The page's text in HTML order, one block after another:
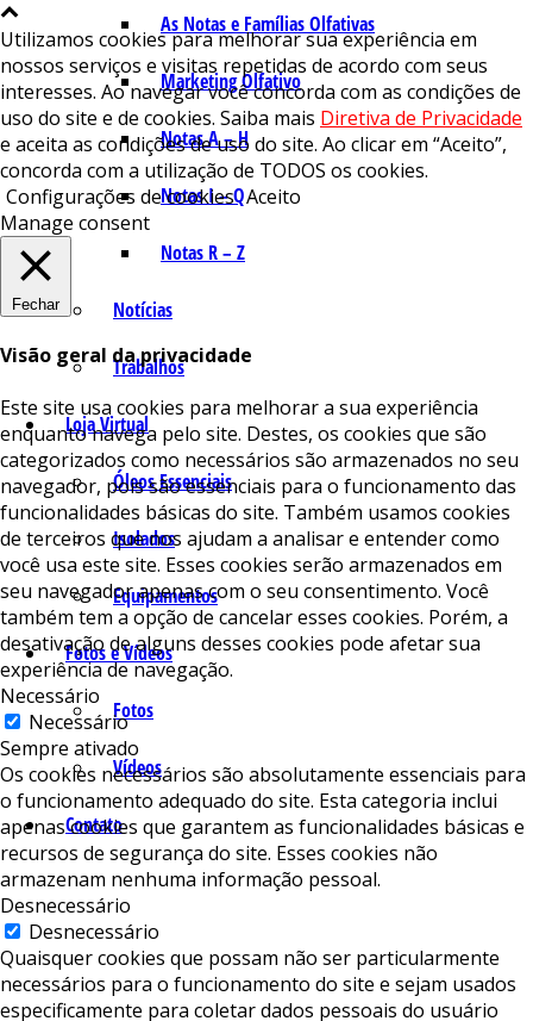
As Notas e Famílias Olfativas
Marketing Olfativo
Notas A – H
Notas I – Q
Notas R – Z
Notícias
Trabalhos
Loja Virtual
Óleos Essenciais
Isolados
Equipamentos
Fotos e Vídeos
Fotos
Vídeos
Contato
Utilizamos cookies para melhorar sua experiência em
nossos serviços e visitas repetidas de acordo com seus
interesses. Ao navegar você concorda com as condições de
uso do site e de cookies. Saiba mais Diretiva de Privacidade
e aceita as condições de uso do site. Ao clicar em “Aceito”,
concorda com a utilização de TODOS os cookies.
Configurações de cookies Aceito
Manage consent
Fechar
Visão geral da privacidade
Este site usa cookies para melhorar a sua experiência
enquanto navega pelo site. Destes, os cookies que são
categorizados como necessários são armazenados no seu
navegador, pois são essenciais para o funcionamento das
funcionalidades básicas do site. Também usamos cookies
de terceiros que nos ajudam a analisar e entender como
você usa este site. Esses cookies serão armazenados em
seu navegador apenas com o seu consentimento. Você
também tem a opção de cancelar esses cookies. Porém, a
desativação de alguns desses cookies pode afetar sua
experiência de navegação.
Necessário
Necessário
Sempre ativado
Os cookies necessários são absolutamente essenciais para
o funcionamento adequado do site. Esta categoria inclui
apenas cookies que garantem as funcionalidades básicas e
recursos de segurança do site. Esses cookies não
armazenam nenhuma informação pessoal.
Desnecessário
Desnecessário
Quaisquer cookies que possam não ser particularmente
necessários para o funcionamento do site e sejam usados ​​
especificamente para coletar dados pessoais do usuário